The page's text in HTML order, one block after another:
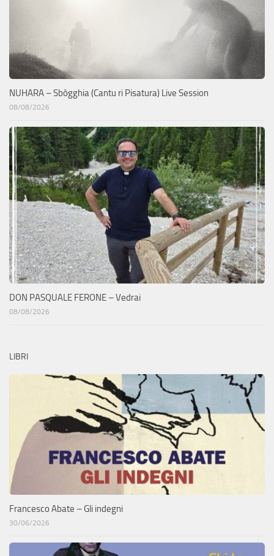
NUHARA – Sbògghia (Cantu ri Pisatura) Live Session
08/08/2026
DON PASQUALE FERONE – Vedrai
08/08/2026
LIBRI
Francesco Abate – Gli indegni
30/06/2026